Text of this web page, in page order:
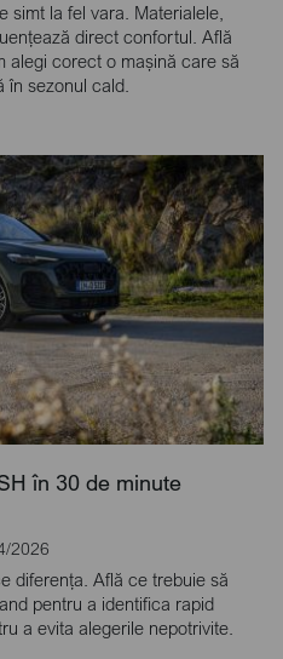
simt la fel vara. Materialele,
direct confortul. Află
alegi corect o mașină care să
în sezonul cald.
în 30 de minute
2026
diferența. Află ce trebuie să
pentru a identifica rapid
a evita alegerile nepotrivite.